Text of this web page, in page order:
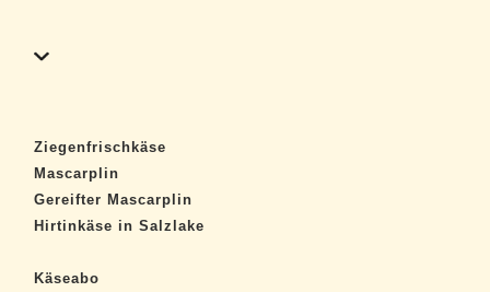
Ziegenfrischkäse
Mascarplin
Gereifter Mascarplin
Hirtinkäse in Salzlake
Käseabo